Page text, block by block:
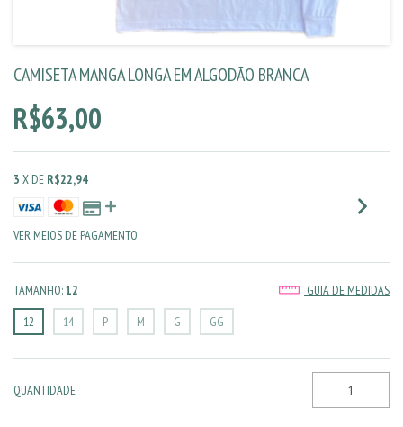
CAMISETA MANGA LONGA EM ALGODÃO BRANCA
R$63,00
3 X DE R$22,94
VER MEIOS DE PAGAMENTO
TAMANHO:12
GUIA DE MEDIDAS
12
14 P M G GG
QUANTIDADE